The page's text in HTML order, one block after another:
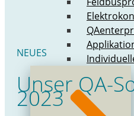
NEUES
Unser QA-
2023